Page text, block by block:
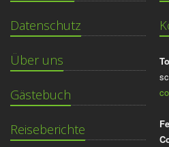
Datenschutz
Über uns
Gästebuch
Reiseberichte